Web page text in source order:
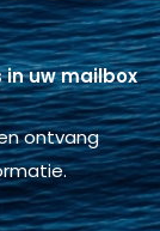
uw mailbox
ontvang